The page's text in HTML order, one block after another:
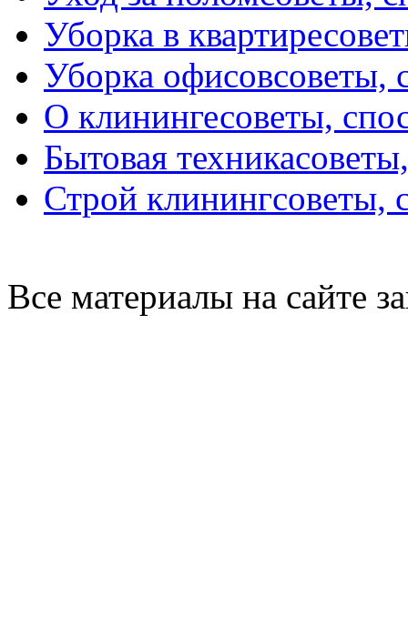
Уборка в квартире
Уборка офисовсоветы,
О клинингесоветы,
Бытовая техника
Строй клинингсоветы,
Все материалы на сайте